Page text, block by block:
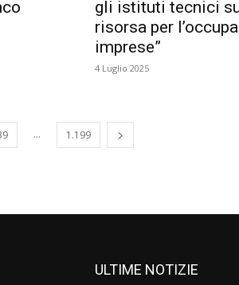
gli istituti tecnici
risorsa per
imprese”
4 Luglio 2025
... 1.199
ULTIME NOTIZIE